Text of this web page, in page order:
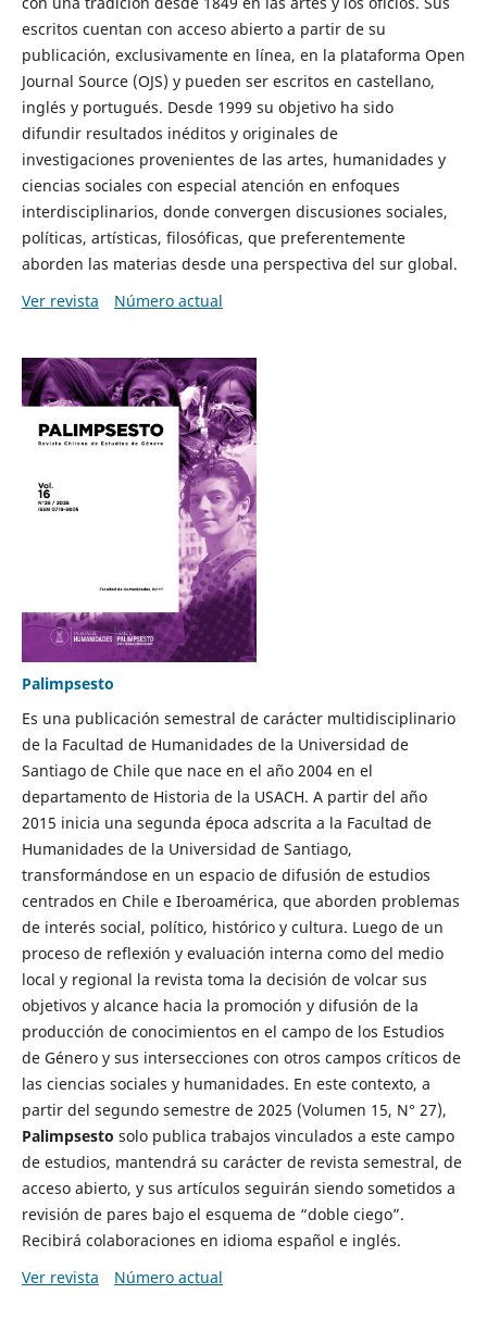
escritos cuentan con acceso abierto a partir de su
publicación, exclusivamente en línea, en la plataforma Open
Journal Source (OJS) y pueden ser escritos en castellano,
inglés y portugués. Desde 1999 su objetivo ha sido
difundir resultados inéditos y originales de
investigaciones provenientes de las artes, humanidades y
ciencias sociales con especial atención en enfoques
interdisciplinarios, donde convergen discusiones sociales,
políticas, artísticas, filosóficas, que preferentemente
aborden las materias desde una perspectiva del sur global.
Ver revista
Número actual
Palimpsesto
Es una publicación semestral de carácter multidisciplinario
de la Facultad de Humanidades de la Universidad de
Santiago de Chile que nace en el año 2004 en el
departamento de Historia de la USACH. A partir del año
2015 inicia una segunda época adscrita a la Facultad de
Humanidades de la Universidad de Santiago,
transformándose en un espacio de difusión de estudios
centrados en Chile e Iberoamérica, que aborden problemas
de interés social, político, histórico y cultura. Luego de un
proceso de reflexión y evaluación interna como del medio
local y regional la revista toma la decisión de volcar sus
objetivos y alcance hacia la promoción y difusión de la
producción de conocimientos en el campo de los Estudios
de Género y sus intersecciones con otros campos críticos de
las ciencias sociales y humanidades. En este contexto, a
partir del segundo semestre de 2025 (Volumen 15, N° 27),
Palimpsesto solo publica trabajos vinculados a este campo
de estudios, mantendrá su carácter de revista semestral, de
acceso abierto, y sus artículos seguirán siendo sometidos a
revisión de pares bajo el esquema de “doble ciego”.
Recibirá colaboraciones en idioma español e inglés.
Ver revista
Número actual